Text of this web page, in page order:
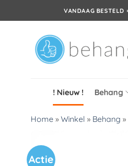
VANDAAG BESTELD
! Nieuw ! Behang
Home » Winkel » Behang »
Actie